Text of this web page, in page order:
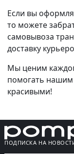
Если вы
то можете
самовывоза
доставку
Мы ценим
помогать нашим
красивыми!
ПОДПИСКА НА